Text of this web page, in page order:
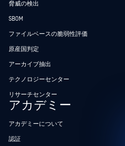
脅威の検出
SBOM
ファイルベースの脆弱性評価
原産国判定
アーカイブ抽出
テクノロジーセンター
リサーチセンター
アカデミー
アカデミーについて
認証